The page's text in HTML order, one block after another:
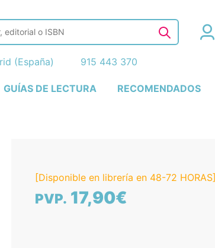
GUÍAS DE LECTURA RECOMENDADOS
(España) 915 443 370
[Disponible en librería en 48-72 HORAS]
PVP. 17,90€